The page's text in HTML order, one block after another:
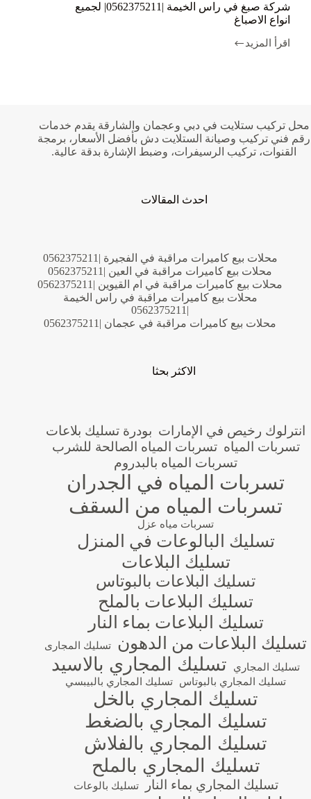
شركة صبغ في راس الخيمة |0562375211| لجميع
انواع الاصباغ
اقرأ المزيد
شركة
لجميع
انواع
الاصباغ
محل تركيب ستلايت في دبي وعجمان والشارقة يقدم خدمات
رقم فني تركيب وصيانة الستلايت دش بأفضل الأسعار، برمجة
القنوات، تركيب الرسيفرات، وضبط الإشارة بدقة عالية.
احدث المقالات
محلات بيع كاميرات مراقبة في الفجيرة |0562375211
محلات بيع كاميرات مراقبة في العين |0562375211
محلات بيع كاميرات مراقبة في ام القيوين |0562375211
محلات بيع كاميرات مراقبة في راس الخيمة
|0562375211
محلات بيع كاميرات مراقبة في عجمان |0562375211
الاكثر بحثا
انترلوك رخيص في الإمارات بودرة تسليك بلاعات
تسربات المياه تسربات المياه الصالحة للشرب
تسربات المياه بالبدروم
تسربات المياه في الجدران
تسربات المياه من السقف
تسربات مياه عزل
تسليك البالوعات في المنزل
تسليك البلاعات
تسليك البلاعات بالبوتاس
تسليك البلاعات بالملح
تسليك البلاعات بماء النار
تسليك البلاعات من الدهون تسليك المجارى
تسليك المجاري
تسليك المجاري بالاسيد
تسليك المجاري بالبوتاس تسليك المجاري بالبيبسي
تسليك المجاري بالخل
تسليك المجاري بالضغط
تسليك المجاري بالفلاش
تسليك المجاري بالملح
تسليك المجاري بماء النار تسليك بالوعات